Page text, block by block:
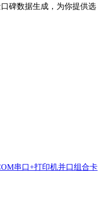
碑数据生成，为你提供选
串口+打印机并口组合卡